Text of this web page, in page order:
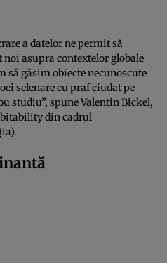
a datelor ne permit să
asupra contextelor globale
găsim obiecte necunoscute
selenare cu praf ciudat pe
studiu”, spune Valentin Bickel,
din cadrul